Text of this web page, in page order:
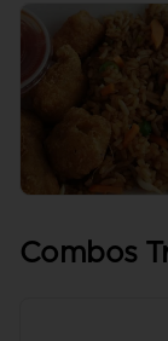
Combos